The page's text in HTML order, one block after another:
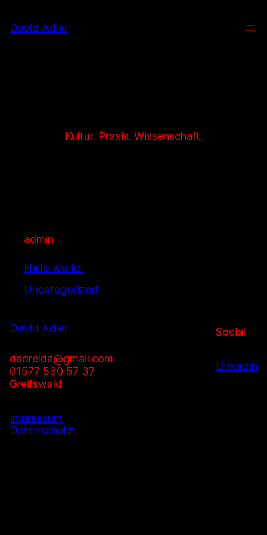
Inhalt
springen
David Adler
Kultur. Praxis. Wissenschaft.
admin
Hello world!
Uncategorized
David Adler
dadrelda@gmail.com
01577 530 57 37
Greifswald
Impressum
Datenschutz
Social
LinkedIn